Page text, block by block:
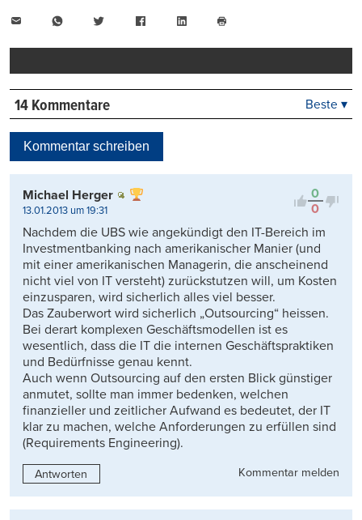
WhatsAppTwitter FacebookLinkedIn
drucken
14 Kommentare
Kontrovers
Beste ▾
Kommentar schreiben
0
0
Michael Herger
13.01.2013 um 19:31
Nachdem die UBS wie angekündigt den IT-Bereich im
Investmentbanking nach amerikanischer Manier (und
mit einer amerikanischen Managerin, die anscheinend
nicht viel von IT versteht) zurückstutzen will, um Kosten
einzusparen, wird sicherlich alles viel besser.
Das Zauberwort wird sicherlich „Outsourcing“ heissen.
Bei derart komplexen Geschäftsmodellen ist es
wesentlich, dass die IT die internen Geschäftspraktiken
und Bedürfnisse genau kennt.
Auch wenn Outsourcing auf den ersten Blick günstiger
anmutet, sollte man immer bedenken, welchen
finanzieller und zeitlicher Aufwand es bedeutet, der IT
klar zu machen, welche Anforderungen zu erfüllen sind
(Requirements Engineering).
Antworten Kommentar melden